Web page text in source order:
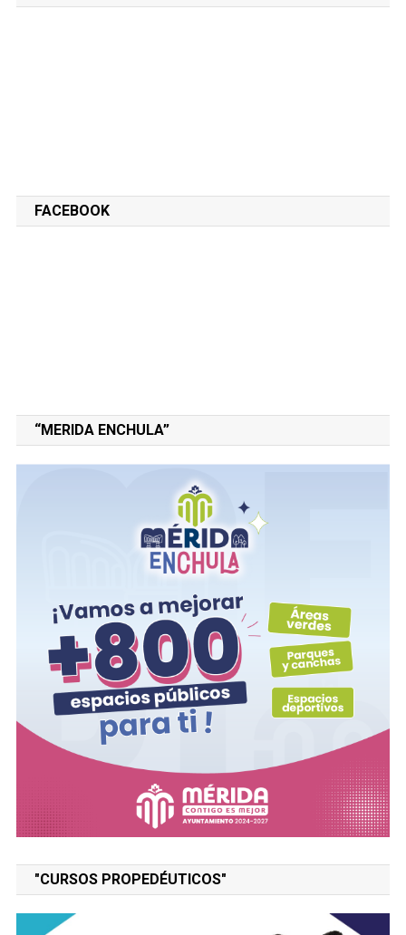
FACEBOOK
“MERIDA ENCHULA”
"CURSOS PROPEDÉUTICOS"